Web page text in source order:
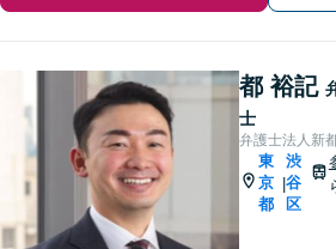
都 裕記
士
弁護士法人新
東
京
都
|
渋
谷
区